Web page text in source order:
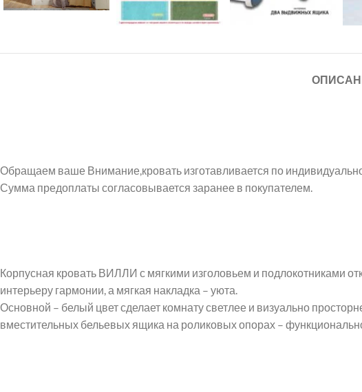
Обращаем ваше Внимание,кровать изготавливается по
Сумма предоплаты согласовывается заранее в покупателем.
Корпусная кровать ВИЛЛИ с мягкими изголовьем и подлокотниками
интерьеру гармонии, а мягкая накладка – уюта.
Основной – белый цвет сделает комнату светлее и визуально
вместительных бельевых ящика на роликовых опорах –